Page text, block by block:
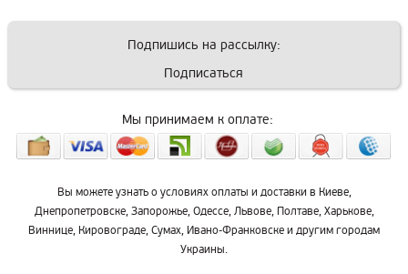
Подпишись на рассылку:
Подписаться
Мы принимаем к оплате:
Вы можете узнать о условиях оплаты и доставки в Киеве,
Днепропетровске, Запорожье, Одессе, Львове, Полтаве, Харькове,
Виннице, Кировограде, Сумах, Ивано-Франковске и другим городам
Украины.